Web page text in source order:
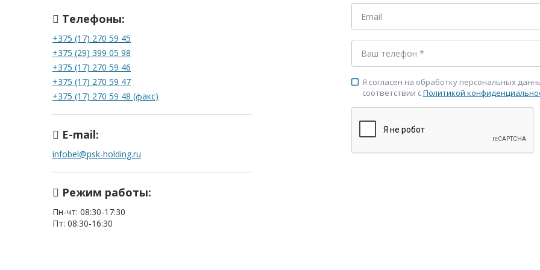
Телефоны:
+375 (17) 270 59 45
+375 (29) 399 05 98
+375 (17) 270 59 46
+375 (17) 270 59 47
+375 (17) 270 59 48 (факс)
E-mail:
infobel@psk-holding.ru
Режим работы:
Пн-чт: 08:30-17:30
Пт: 08:30-16:30
check_box_outline_blank Я согласен на обработку персональных
соответствии сПолитикой